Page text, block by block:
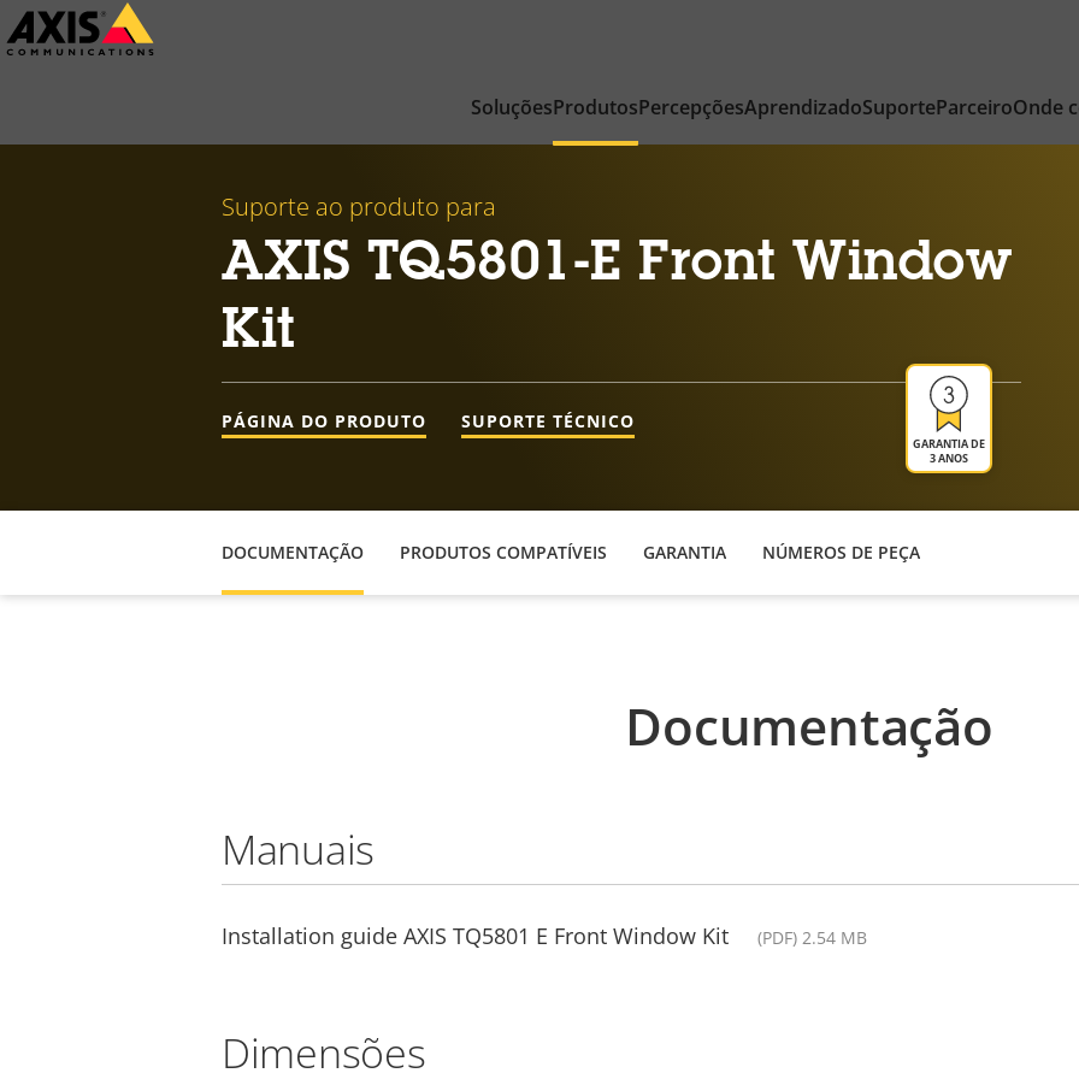
Pular
para
SoluçõesProdutosPercepçõesAprendizadoSuporteParceiroOnde
Suporte ao produto para
AXIS TQ5801-E Front Window
Kit
GARANTIA DE
3 ANOS
PÁGINA DO PRODUTO SUPORTE TÉCNICO
DOCUMENTAÇÃO PRODUTOS COMPATÍVEIS GARANTIA NÚMEROS DE PEÇA
Documentação
Manuais
Installation guide AXIS TQ5801 E Front Window Kit (PDF) 2.54 MB
Dimensões